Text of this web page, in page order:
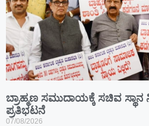
ಬ್ರಾಹ್ಮಣ ಸಮುದಾಯಕ್ಕೆ ಸಚಿವ ಸ್ಥಾನ
ಪ್ರತಿಭಟನೆ
07/08/2026